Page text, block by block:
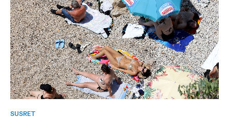
SUSRET